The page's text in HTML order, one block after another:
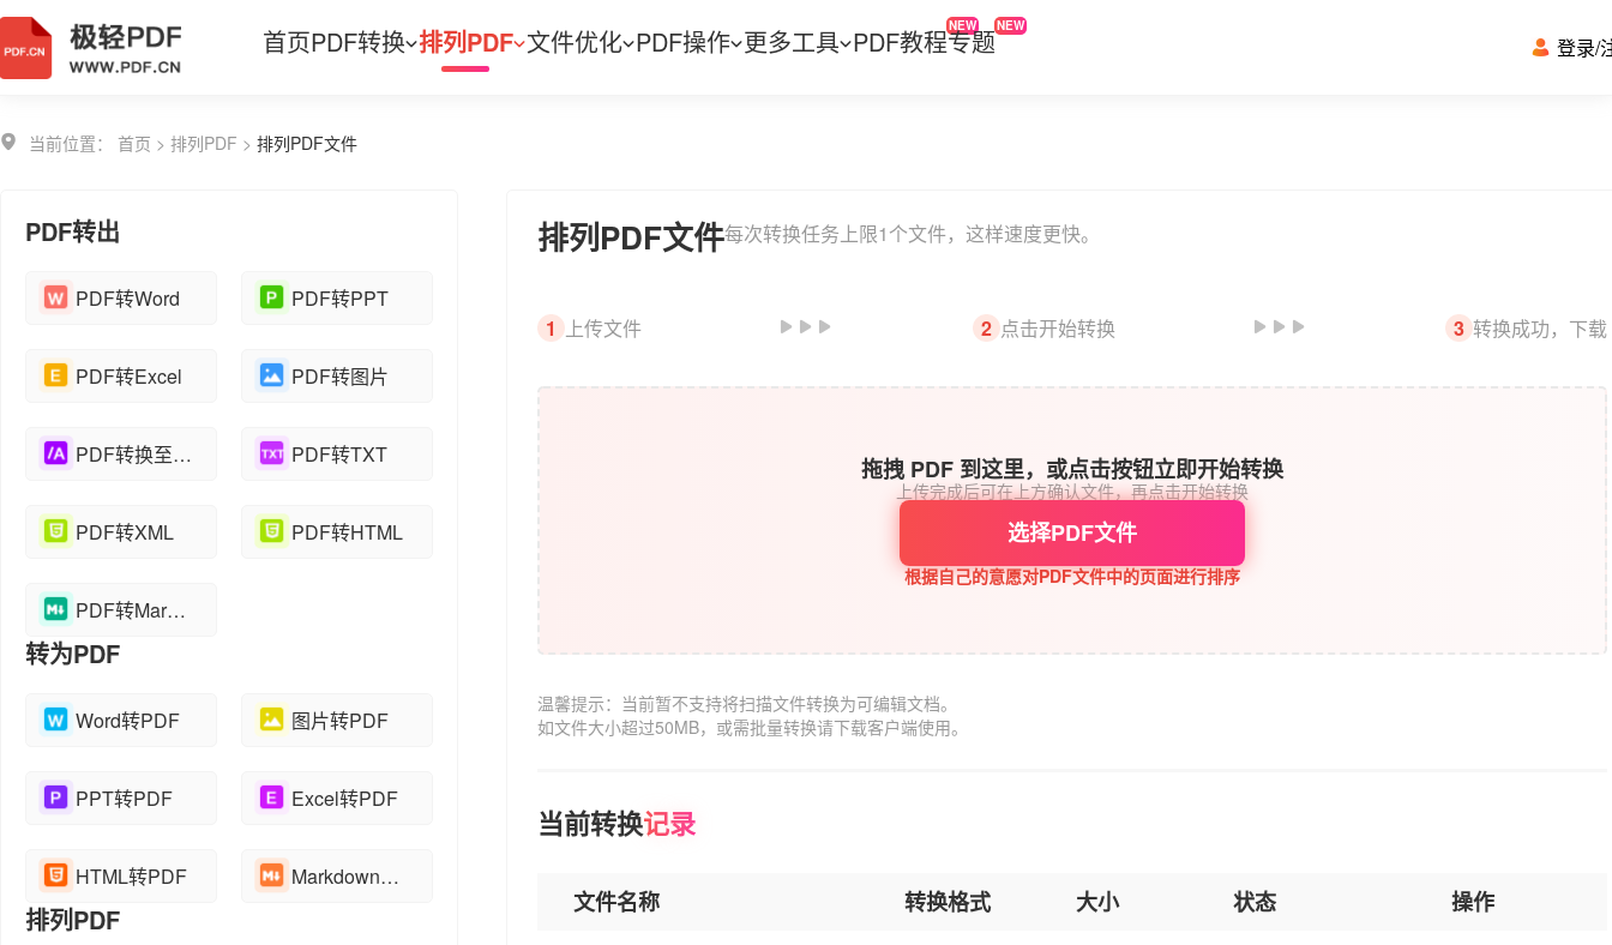
首页PDF转换 排列PDF 文件优化 PDF操作 更多工具 PDF教程NEW
专题NEW
登录/
当前位置： 首页 > 排列PDF > 排列PDF文件
PDF转出
PDF转Word PDF转PPT
PDF转Excel PDF转图片
PDF转换至PDF/A PDF转TXT
PDF转XML PDF转HTML
PDF转Markdown
转为PDF
Word转PDF 图片转PDF
PPT转PDF Excel转PDF
HTML转PDF Markdown转PDF
排列PDF
排列PDF文件每次转换任务上限1个文件，这样速度更快。
1 上传文件 2 点击开始转换 3 转换成功，下载
拖拽 PDF 到这里，或点击按钮立即开始转换
上传完成后可在上方确认文件，再点击开始转换
选择PDF文件
根据自己的意愿对PDF文件中的页面进行排序
温馨提示：当前暂不支持将扫描文件转换为可编辑文档。
如文件大小超过50MB，或需批量转换请下载客户端使用。
当前转换记录
文件名称 转换格式 大小 状态 操作